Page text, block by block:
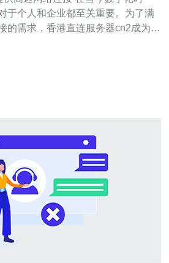
于个人和企业都至关重要。为了满
的需求，香港直连服务器cn2成为了